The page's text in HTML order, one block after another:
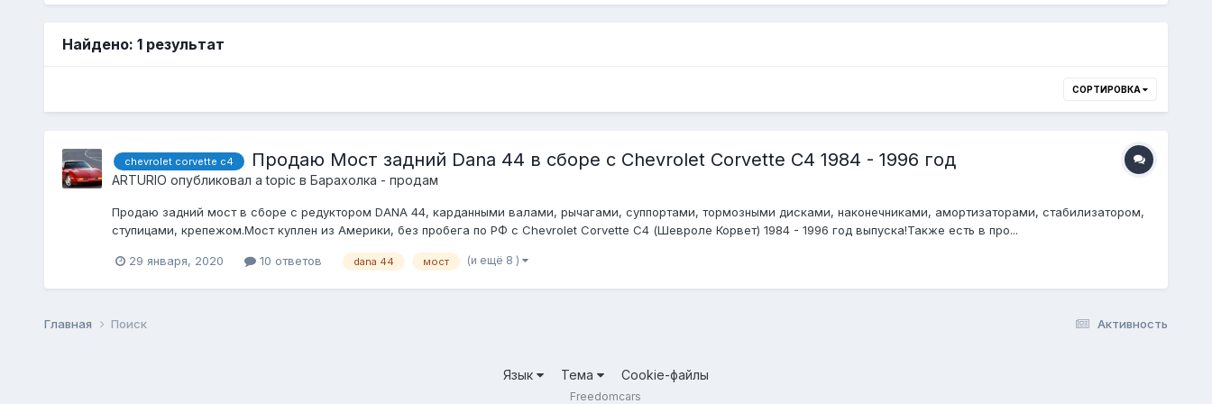
Найдено: 1 результат
СОРТИРОВКА
chevrolet corvette c4 Продаю Мост задний Dana 44 в сборе с Chevrolet Corvette C4 1984 - 1996 год
ARTURIO опубликовал a topic в Барахолка - продам
Продаю задний мост в сборе с редуктором DANA 44, карданными валами, рычагами, суппортами, тормозными дисками, наконечниками, амортизаторами, стабилизатором,
ступицами, крепежом.Мост куплен из Америки, без пробега по РФ с Chevrolet Corvette C4 (Шевроле Корвет) 1984 - 1996 год выпуска!Также есть в про...
29 января, 2020 10 ответов dana 44 мост (и ещё 8 )
Активность
Главная Поиск
Язык Тема Cookie-файлы
Freedomcars